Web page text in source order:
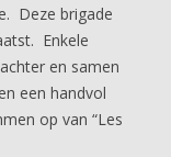
Deze brigade
Enkele
en samen
een handvol
op van “Les